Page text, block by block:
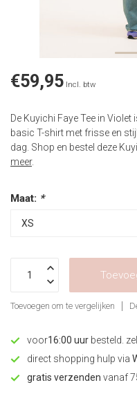
€59,95 Incl. btw
De Kuyichi Faye Tee in
basic T-shirt met frisse en
dag. Shop en bestel deze
meer.
Maat: *
Toevoegen om te vergelijken
voor16:00 uur besteld.
direct shopping hulp via
gratis verzenden vanaf